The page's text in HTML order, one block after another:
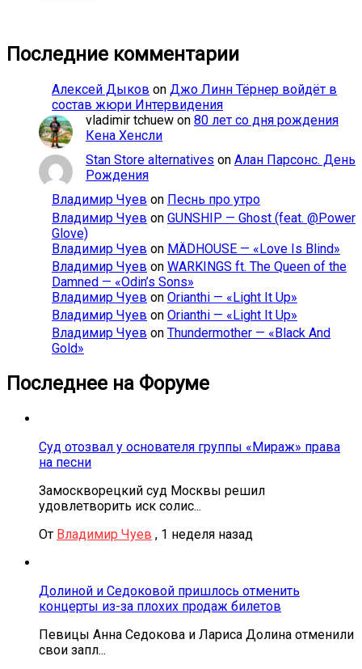
Последние комментарии
Алексей Дыков on Джо Линн Тёрнер войдёт в
состав жюри Интервидения
vladimir tchuew on 80 лет со дня рождения
Кена Хенсли
Stan Store alternatives on Алан Парсонс. День
Рождения
Владимир Чуев on Песнь про утро
Владимир Чуев on GUNSHIP — Ghost (feat. @Power
Glove)
Владимир Чуев on MÄDHOUSE — «Love Is Blind»
Владимир Чуев on WARKINGS ft. The Queen of the
Damned — «Odin’s Sons»
Владимир Чуев on Orianthi — «Light It Up»
Владимир Чуев on Orianthi — «Light It Up»
Владимир Чуев on Thundermother — «Black And
Gold»
Последнее на Форуме
Суд отозвал у основателя группы «Мираж» права
на песни
Замоскворецкий суд Москвы решил
удовлетворить иск солис...
От Владимир Чуев , 1 неделя назад
Долиной и Седоковой пришлось отменить
концерты из-за плохих продаж билетов
Певицы Анна Седокова и Лариса Долина отменили
свои запл...